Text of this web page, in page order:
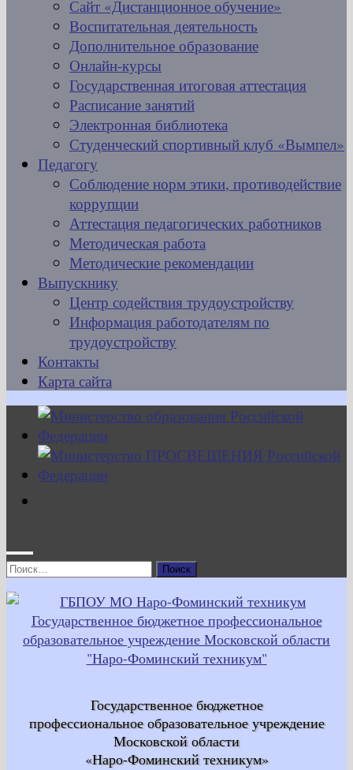
Сайт «Дистанционное обучение»
Воспитательная деятельность
Дополнительное образование
Онлайн-курсы
Государственная итоговая аттестация
Расписание занятий
Электронная библиотека
Студенческий спортивный клуб «Вымпел»
Педагогу
Соблюдение норм этики, противодействие
коррупции
Аттестация педагогических работников
Методическая работа
Методические рекомендации
Выпускнику
Центр содействия трудоустройству
Информация работодателям по
трудоустройству
Контакты
Карта сайта
Найти:
Государственное бюджетное
профессиональное образовательное учреждение
Московской области
«Наро-Фоминский техникум»